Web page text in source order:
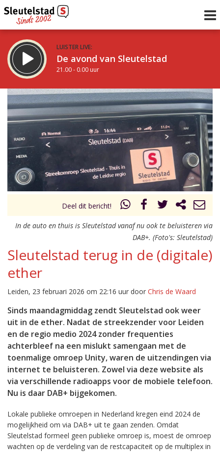
LUISTER LIVE:
De avond van Sleutelstad
21.00 - 0.00 uur
STRAKS:
De nacht van Sleutelstad
0.00 - 6.00 uur
Vorig uur
uur 1 van 0 Volgend uur
Deel dit bericht!
In de auto en thuis is Sleutelstad vanaf nu ook te beluisteren via
DAB+. (Foto's: Sleutelstad)
Sleutelstad terug in de (digitale)
ether
Leiden, 23 februari 2026 om 22:16 uur door Chris de Waard
Sinds maandagmiddag zendt Sleutelstad ook weer
uit in de ether. Nadat de streekzender voor Leiden
en de regio medio 2024 zonder frequenties
achterbleef na een mislukt samengaan met de
toenmalige omroep Unity, waren de uitzendingen via
internet te beluisteren. Zowel via deze website als
via verschillende radioapps voor de mobiele telefoon.
Nu is daar DAB+ bijgekomen.
Lokale publieke omroepen in Nederland kregen eind 2024 de
mogelijkheid om via DAB+ uit te gaan zenden. Omdat
Sleutelstad formeel geen publieke omroep is, moest de omroep
wachten op de verdeling van de restcapaciteit op de multiplex in